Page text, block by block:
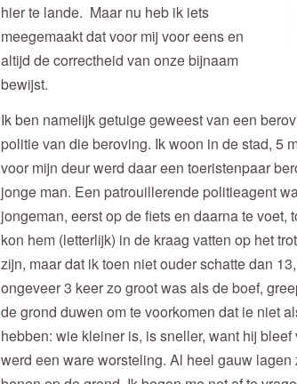
hier te lande. Maar nu heb ik iets
meegemaakt dat voor mij voor eens en
altijd de correctheid van onze bijnaam
bewijst.
Ik ben namelijk getuige geweest van een
politie van die beroving. Ik woon in de stad, 5
voor mijn deur werd daar een toeristenpaar
jonge man. Een patrouillerende politieagent
jongeman, eerst op de fiets en daarna te
kon hem (letterlijk) in de kraag vatten op het
zijn, maar dat ik toen niet ouder schatte dan
ongeveer 3 keer zo groot was als de boef,
de grond duwen om te voorkomen dat ie niet
hebben: wie kleiner is, is sneller, want hij
werd een ware worsteling. Al heel gauw